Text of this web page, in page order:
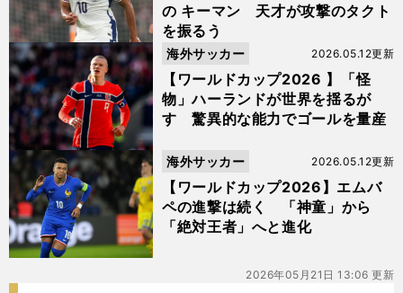
の キーマン 天才が攻撃のタクト
を振るう
【ワールドカップ2026 】「怪
物」ハーランドが世界を揺るが
す 驚異的な能力でゴールを量産
2026.05.12更新
海外サッカー
【ワールドカップ2026】エムバ
ペの進撃は続く 「神童」から
「絶対王者」へと進化
2026.05.12更新
海外サッカー
2026年05月21日 13:06 更新